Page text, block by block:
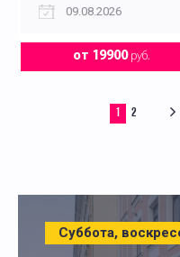
09.08.2026
от 19900руб.
1 2
Суббота,